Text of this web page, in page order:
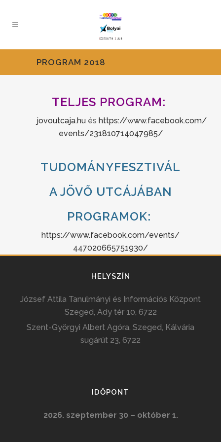
PROGRAM 2018
TELJES PROGRAM:
jovoutcaja.hu és https://www.facebook.com/
events/231810714047985/
TUDOMÁNYFESZTIVÁL
A JÖVŐ UTCÁJÁBAN
PROGRAMOK:
https://www.facebook.com/events/
447020665751930/
HELYSZÍN
József Attila Tanulmányi és Információs Központ
Szeged, Ady tér 10, 6722
Szent-Györgyi Albert Agóra, Szeged, Kálvária
sugárút 23, 6722
IDŐPONT
2026. szeptember 30 – október 1.